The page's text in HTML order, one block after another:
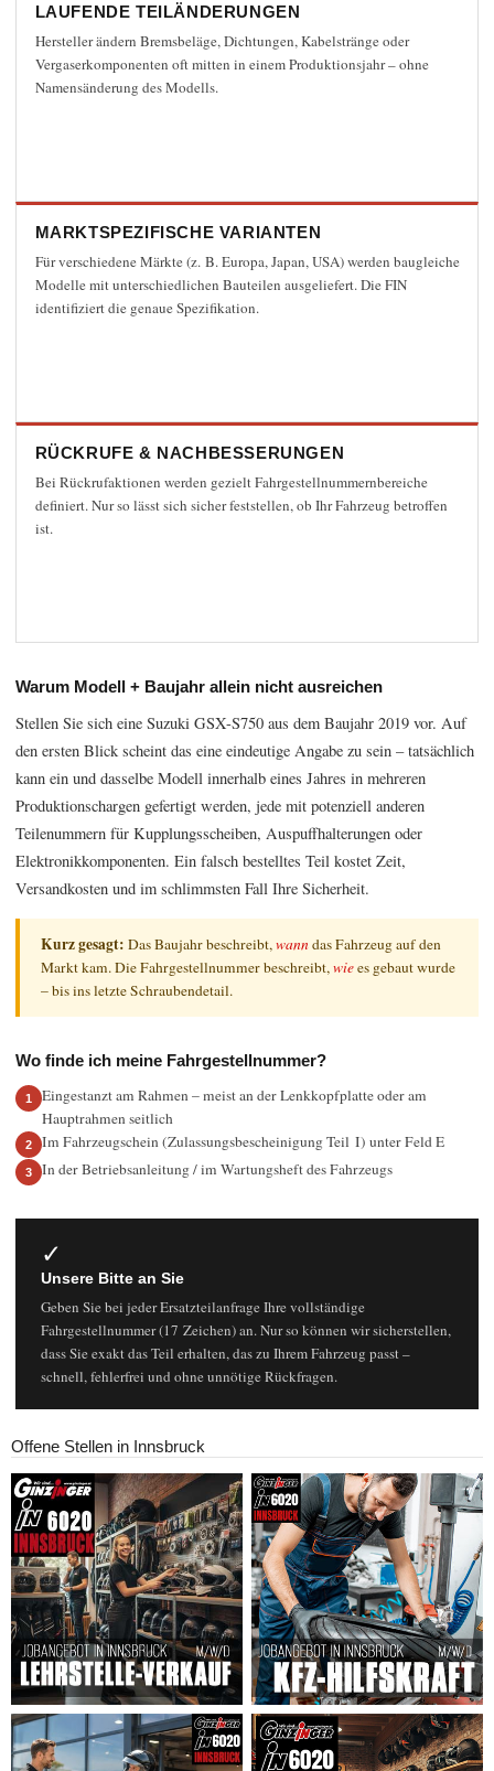
LAUFENDE TEILÄNDERUNGEN
Hersteller ändern Bremsbeläge, Dichtungen, Kabelstränge oder
Vergaserkomponenten oft mitten in einem Produktionsjahr – ohne
Namensänderung des Modells.
MARKTSPEZIFISCHE VARIANTEN
Für verschiedene Märkte (z. B. Europa, Japan, USA) werden baugleiche
Modelle mit unterschiedlichen Bauteilen ausgeliefert. Die FIN
identifiziert die genaue Spezifikation.
RÜCKRUFE & NACHBESSERUNGEN
Bei Rückrufaktionen werden gezielt Fahrgestellnummernbereiche
definiert. Nur so lässt sich sicher feststellen, ob Ihr Fahrzeug betroffen
ist.
Warum Modell + Baujahr allein nicht ausreichen
Stellen Sie sich eine Suzuki GSX-S750 aus dem Baujahr 2019 vor. Auf
den ersten Blick scheint das eine eindeutige Angabe zu sein – tatsächlich
kann ein und dasselbe Modell innerhalb eines Jahres in mehreren
Produktionschargen gefertigt werden, jede mit potenziell anderen
Teilenummern für Kupplungsscheiben, Auspuffhalterungen oder
Elektronikkomponenten. Ein falsch bestelltes Teil kostet Zeit,
Versandkosten und im schlimmsten Fall Ihre Sicherheit.
Kurz gesagt: Das Baujahr beschreibt,wanndas Fahrzeug auf den
Markt kam. Die Fahrgestellnummer beschreibt,wiees gebaut wurde
– bis ins letzte Schraubendetail.
Wo finde ich meine Fahrgestellnummer?
Eingestanzt am Rahmen – meist an der Lenkkopfplatte oder am
Hauptrahmen seitlich
Im Fahrzeugschein (Zulassungsbescheinigung Teil I) unter Feld E
In der Betriebsanleitung / im Wartungsheft des Fahrzeugs
✓
Unsere Bitte an Sie
Geben Sie bei jeder Ersatzteilanfrage Ihre vollständige
Fahrgestellnummer (17 Zeichen) an. Nur so können wir sicherstellen,
dass Sie exakt das Teil erhalten, das zu Ihrem Fahrzeug passt –
schnell, fehlerfrei und ohne unnötige Rückfragen.
Offene Stellen in Innsbruck